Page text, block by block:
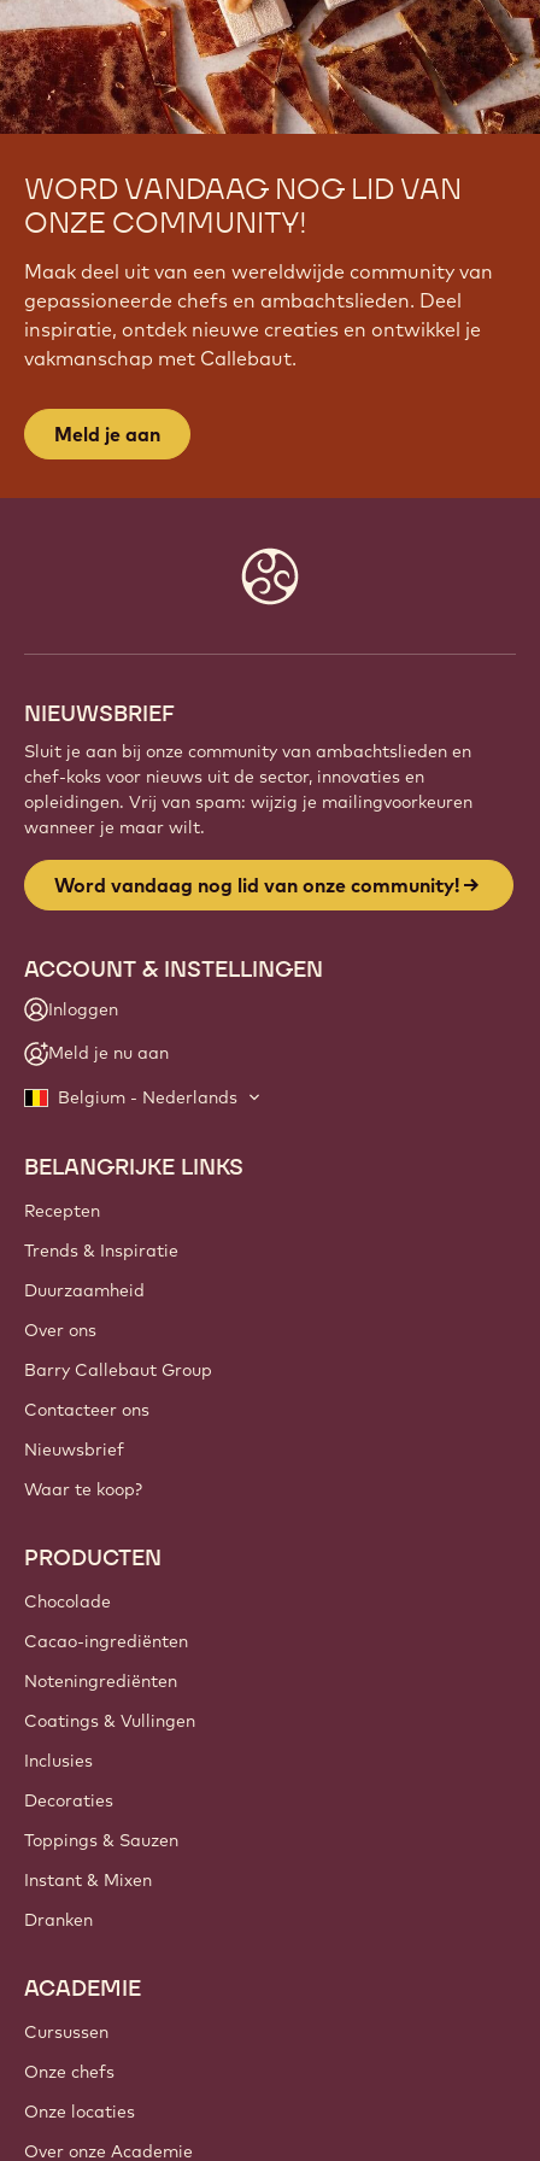
WORD VANDAAG NOG LID VAN
ONZE COMMUNITY!
Maak deel uit van een wereldwijde community van
gepassioneerde chefs en ambachtslieden. Deel
inspiratie, ontdek nieuwe creaties en ontwikkel je
vakmanschap met Callebaut.
Meld je aan
NIEUWSBRIEF
Sluit je aan bij onze community van ambachtslieden en
chef-koks voor nieuws uit de sector, innovaties en
opleidingen. Vrij van spam: wijzig je mailingvoorkeuren
wanneer je maar wilt.
Word vandaag nog lid van onze community!
ACCOUNT & INSTELLINGEN
Inloggen
Meld je nu aan
Belgium - Nederlands
Footer
Callebaut
BELANGRIJKE LINKS
Recepten
Trends & Inspiratie
Duurzaamheid
Over ons
Barry Callebaut Group
Contacteer ons
Nieuwsbrief
Waar te koop?
PRODUCTEN
Chocolade
Cacao-ingrediënten
Noteningrediënten
Coatings & Vullingen
Inclusies
Decoraties
Toppings & Sauzen
Instant & Mixen
Dranken
ACADEMIE
Cursussen
Onze chefs
Onze locaties
Over onze Academie